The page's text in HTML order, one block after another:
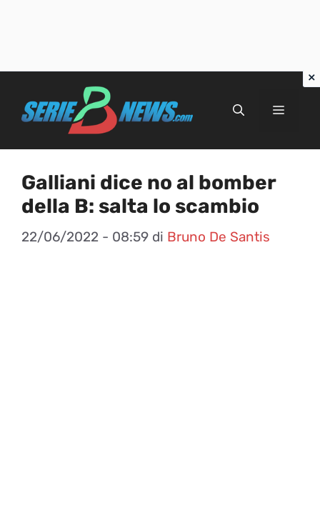
Menu
Galliani dice no al bomber
della B: salta lo scambio
22/06/2022 - 08:59 di Bruno De Santis